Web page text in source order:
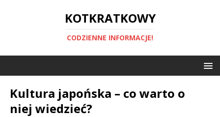
KOTKRATKOWY
CODZIENNE INFORMACJE!
Kultura japońska – co warto o
niej wiedzieć?